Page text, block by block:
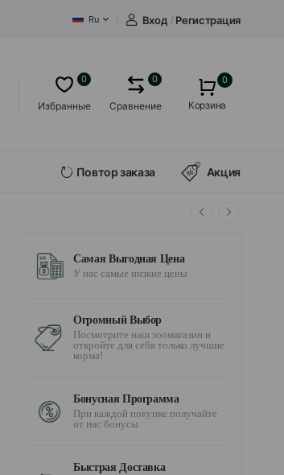
Ru Вход / Регистрация
Избранные
0
Сравнение
0 0
Корзина
Повтор заказа Акция
Самая Выгодная Цена
У нас самые низкие цены
Огромный Выбор
Посмотрите наш зоомагазин и
откройте для себя только лучшие
корма!
Бонусная Программа
При каждой покупке получайте
от нас бонусы
Быстрая Доставка